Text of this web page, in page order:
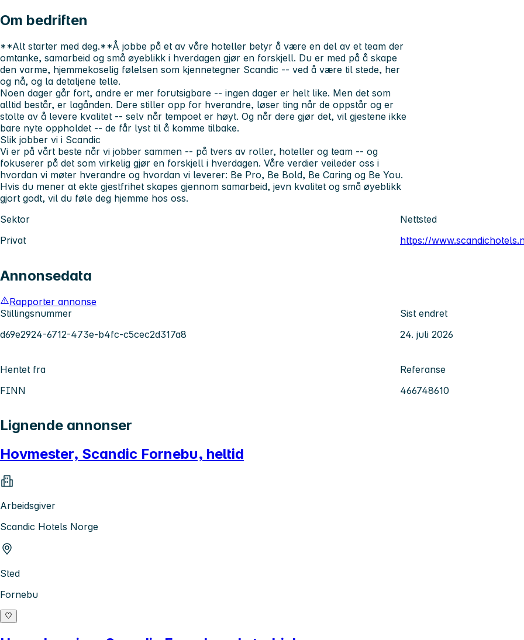
Om bedriften
**Alt starter med deg.**Å jobbe på et av våre hoteller betyr å være en del av et team der
omtanke, samarbeid og små øyeblikk i hverdagen gjør en forskjell. Du er med på å skape
den varme, hjemmekoselig følelsen som kjennetegner Scandic -- ved å være til stede, her
og nå, og la detaljene telle.
Noen dager går fort, andre er mer forutsigbare -- ingen dager er helt like. Men det som
alltid består, er lagånden. Dere stiller opp for hverandre, løser ting når de oppstår og er
stolte av å levere kvalitet -- selv når tempoet er høyt. Og når dere gjør det, vil gjestene ikke
bare nyte oppholdet -- de får lyst til å komme tilbake.
Slik jobber vi i Scandic
Vi er på vårt beste når vi jobber sammen -- på tvers av roller, hoteller og team -- og
fokuserer på det som virkelig gjør en forskjell i hverdagen. Våre verdier veileder oss i
hvordan vi møter hverandre og hvordan vi leverer: Be Pro, Be Bold, Be Caring og Be You.
Hvis du mener at ekte gjestfrihet skapes gjennom samarbeid, jevn kvalitet og små øyeblikk
gjort godt, vil du føle deg hjemme hos oss.
Sektor
Privat
Nettsted
https://
Annonsedata
Rapporter annonse
Stillingsnummer
d69e2924-6712-473e-b4fc-c5cec2d317a8
Sist endret
24. juli 2026
Hentet fra
FINN
Referanse
466748610
Lignende annonser
Hovmester, Scandic Fornebu, heltid
Arbeidsgiver
Scandic Hotels Norge
Sted
Fornebu